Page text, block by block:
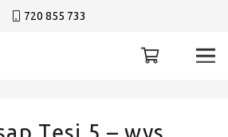
720 855 733
Tesi 5 – wys.